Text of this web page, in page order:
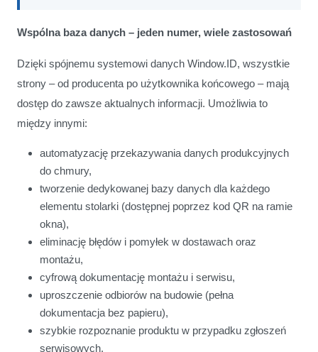
Wspólna baza danych – jeden numer, wiele zastosowań
Dzięki spójnemu systemowi danych Window.ID, wszystkie
strony – od producenta po użytkownika końcowego – mają
dostęp do zawsze aktualnych informacji. Umożliwia to
między innymi:
automatyzację przekazywania danych produkcyjnych
do chmury,
tworzenie dedykowanej bazy danych dla każdego
elementu stolarki (dostępnej poprzez kod QR na ramie
okna),
eliminację błędów i pomyłek w dostawach oraz
montażu,
cyfrową dokumentację montażu i serwisu,
uproszczenie odbiorów na budowie (pełna
dokumentacja bez papieru),
szybkie rozpoznanie produktu w przypadku zgłoszeń
serwisowych.